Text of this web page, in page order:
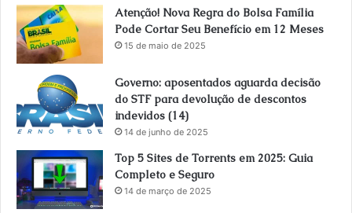
Atenção! Nova Regra do Bolsa Família
Pode Cortar Seu Benefício em 12 Meses
15 de maio de 2025
Governo: aposentados aguarda decisão
do STF para devolução de descontos
indevidos (14)
14 de junho de 2025
Top 5 Sites de Torrents em 2025: Guia
Completo e Seguro
14 de março de 2025